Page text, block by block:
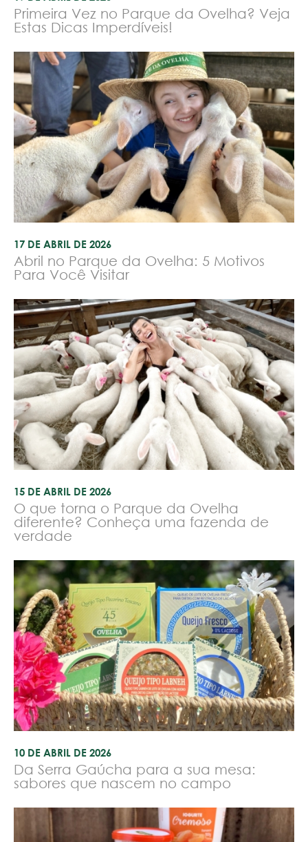
Primeira Vez no Parque da Ovelha? Veja
Estas Dicas Imperdíveis!
17 DE ABRIL DE 2026
Abril no Parque da Ovelha: 5 Motivos
Para Você Visitar
15 DE ABRIL DE 2026
O que torna o Parque da Ovelha
diferente? Conheça uma fazenda de
verdade
10 DE ABRIL DE 2026
Da Serra Gaúcha para a sua mesa:
sabores que nascem no campo